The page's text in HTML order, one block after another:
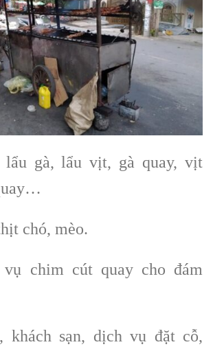
lẩu gà, lẩu vịt, gà quay, vịt
chó, mèo.
chim cút quay cho đám
khách sạn, dịch vụ đặt cỗ,